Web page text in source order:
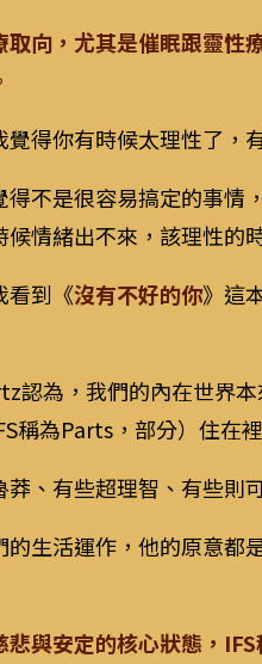
向，尤其是催眠跟靈性
得你有時候太理性了，
不是很容易搞定的事情
情緒出不來，該理性的
看到《沒有不好的你》這
認為，我們的內在世界
稱為Parts，部分）住在
、有些超理智、有些則
生活運作，他的原意都
與安定的核心狀態，IFS